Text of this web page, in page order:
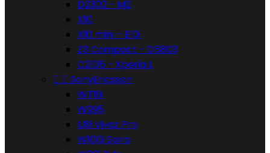
D2302 - M2
X10
X10 mini - E10i
Z3 Compact - D5803
C2105 - Xperia L
  SonyEricsson
WT19i
W995
U8i Vivaz Pro
W100i Spiro